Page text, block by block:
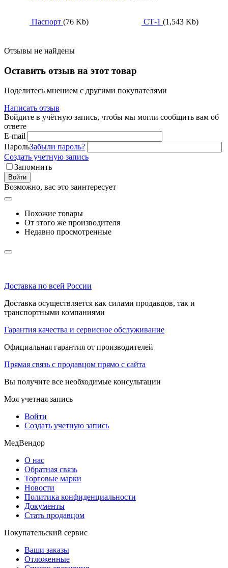
Паспорт (76 Kb) СТ-1 (1,543 Kb)
Отзывы не найдены
Оставить отзыв на этот товар
Поделитесь мнением с другими покупателями
Написать отзыв
Войдите в учётную запись, чтобы мы могли сообщить вам об
ответе
E-mail
ПарольЗабыли пароль?
Создать учетную запись
Запомнить
Войти
Возможно, вас это заинтересует
Похожие товары
От этого же производителя
Недавно просмотренные
Доставка по всей России
Доставка осуществляется как силами продавцов, так и
транспортными компаниями
Гарантия качества и сервисное обслуживание
Официальная гарантия от производителей
Прямая связь с продавцом прямо с сайта
Вы получите все необходимые консультации
Моя учетная запись
Войти
Создать учетную запись
МедВендор
О нас
Обратная связь
Торговые марки
Новости
Политика конфиденциальности
Документы
Стать продавцом
Покупательский сервис
Ваши заказы
Отложенные